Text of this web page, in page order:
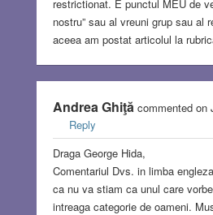
restrictionat. E punctul MEU de
nostru” sau al vreuni grup sau al
aceea am postat articolul la
Andrea Ghiţă commented on
Reply
Draga George Hida,
Comentariul Dvs. in limba
ca nu va stiam ca unul care
intreaga categorie de oameni.